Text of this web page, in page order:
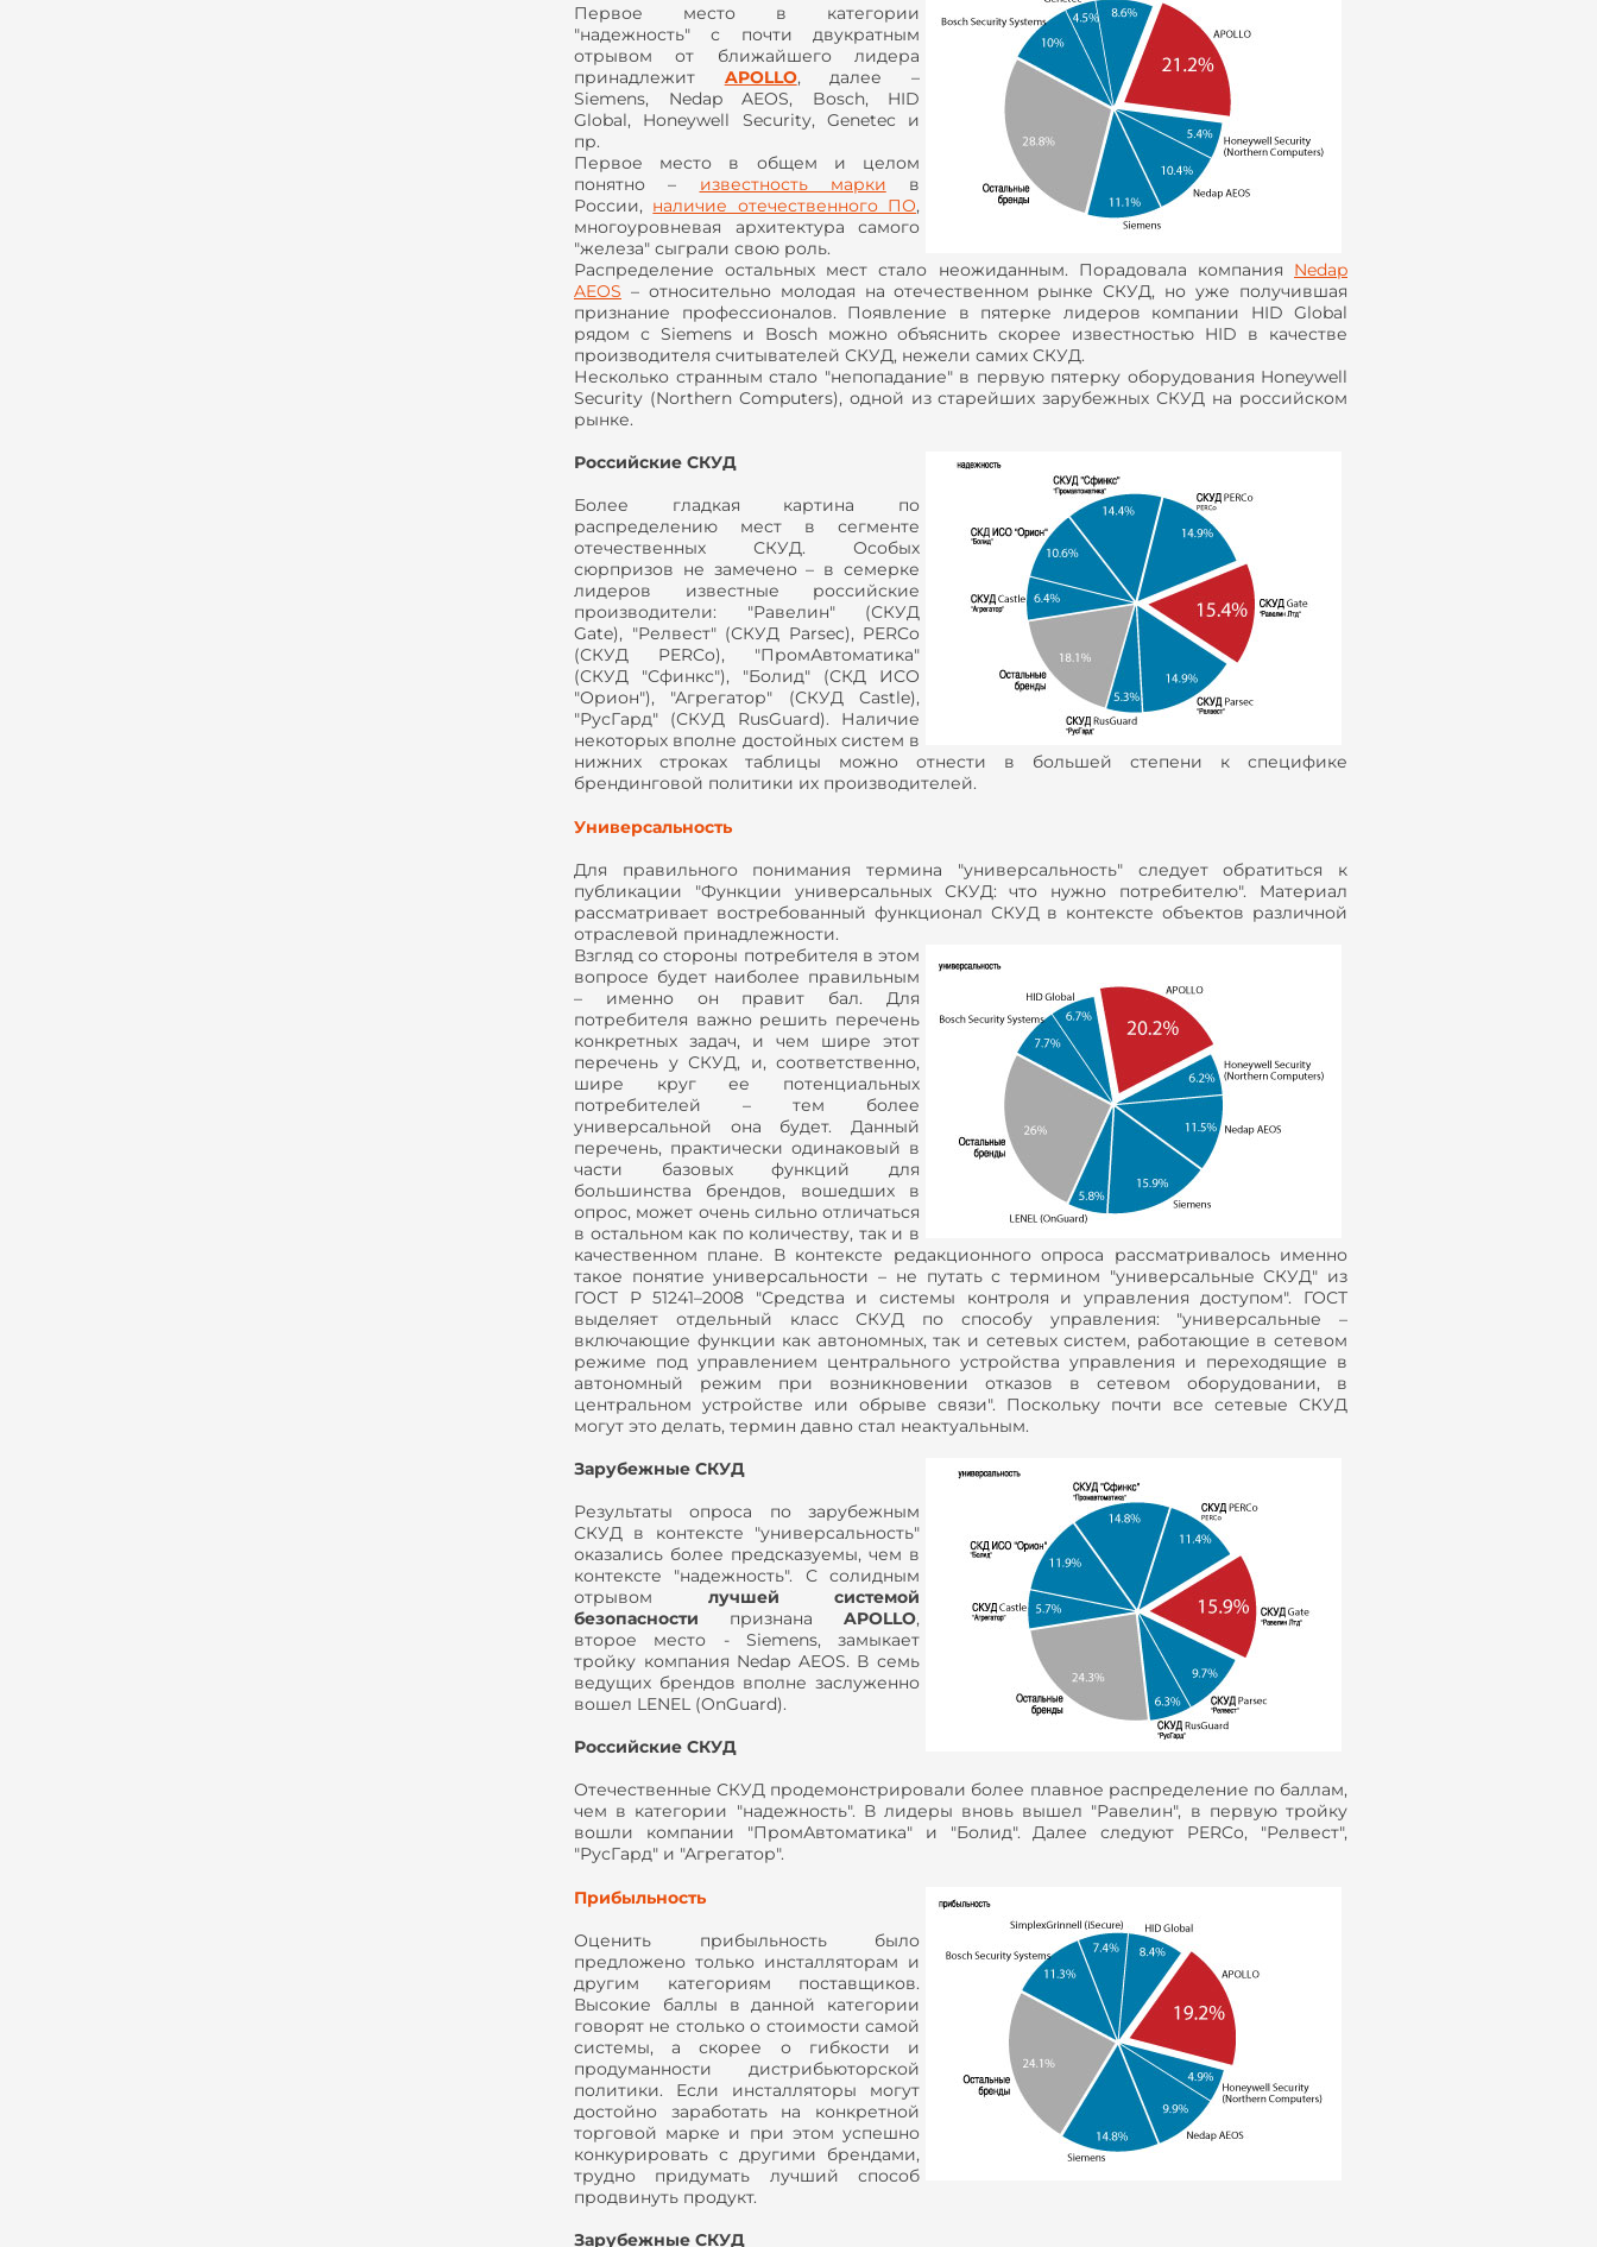
Первое место в категории
"надежность" с почти двукратным
отрывом от ближайшего лидера
принадлежит APOLLO, далее –
Siemens, Nedap AEOS, Bosch, HID
Global, Honeywell Security, Genetec и
пр.
Первое место в общем и целом
понятно – известность марки в
России, наличие отечественного ПО,
многоуровневая архитектура самого
"железа" сыграли свою роль.
Распределение остальных мест стало неожиданным. Порадовала компания Nedap
AEOS – относительно молодая на отечественном рынке СКУД, но уже получившая
признание профессионалов. Появление в пятерке лидеров компании HID Global
рядом с Siemens и Bosch можно объяснить скорее известностью HID в качестве
производителя считывателей СКУД, нежели самих СКУД.
Несколько странным стало "непопадание" в первую пятерку оборудования Honeywell
Security (Northern Computers), одной из старейших зарубежных СКУД на российском
рынке.
Российские СКУД
Более гладкая картина по
распределению мест в сегменте
отечественных СКУД. Особых
сюрпризов не замечено – в семерке
лидеров известные российские
производители: "Равелин" (СКУД
Gate), "Релвест" (СКУД Parsec), PERCo
(СКУД PERCo), "ПромАвтоматика"
(СКУД "Сфинкс"), "Болид" (СКД ИСО
"Орион"), "Агрегатор" (СКУД Castle),
"РусГард" (СКУД RusGuard). Наличие
некоторых вполне достойных систем в
нижних строках таблицы можно отнести в большей степени к специфике
брендинговой политики их производителей.
Универсальность
Для правильного понимания термина "универсальность" следует обратиться к
публикации "Функции универсальных СКУД: что нужно потребителю". Материал
рассматривает востребованный функционал СКУД в контексте объектов различной
отраслевой принадлежности.
Взгляд со стороны потребителя в этом
вопросе будет наиболее правильным
– именно он правит бал. Для
потребителя важно решить перечень
конкретных задач, и чем шире этот
перечень у СКУД, и, соответственно,
шире круг ее потенциальных
потребителей – тем более
универсальной она будет. Данный
перечень, практически одинаковый в
части базовых функций для
большинства брендов, вошедших в
опрос, может очень сильно отличаться
в остальном как по количеству, так и в
качественном плане. В контексте редакционного опроса рассматривалось именно
такое понятие универсальности – не путать с термином "универсальные СКУД" из
ГОСТ Р 51241–2008 "Средства и системы контроля и управления доступом". ГОСТ
выделяет отдельный класс СКУД по способу управления: "универсальные –
включающие функции как автономных, так и сетевых систем, работающие в сетевом
режиме под управлением центрального устройства управления и переходящие в
автономный режим при возникновении отказов в сетевом оборудовании, в
центральном устройстве или обрыве связи". Поскольку почти все сетевые СКУД
могут это делать, термин давно стал неактуальным.
Зарубежные СКУД
Результаты опроса по зарубежным
СКУД в контексте "универсальность"
оказались более предсказуемы, чем в
контексте "надежность". С солидным
отрывом лучшей системой
безопасности признана APOLLO,
второе место - Siemens, замыкает
тройку компания Nedap AEOS. В семь
ведущих брендов вполне заслуженно
вошел LENEL (OnGuard).
Российские СКУД
Отечественные СКУД продемонстрировали более плавное распределение по баллам,
чем в категории "надежность". В лидеры вновь вышел "Равелин", в первую тройку
вошли компании "ПромАвтоматика" и "Болид". Далее следуют PERCo, "Релвест",
"РусГард" и "Агрегатор".
Прибыльность
Оценить прибыльность было
предложено только инсталляторам и
другим категориям поставщиков.
Высокие баллы в данной категории
говорят не столько о стоимости самой
системы, а скорее о гибкости и
продуманности дистрибьюторской
политики. Если инсталляторы могут
достойно заработать на конкретной
торговой марке и при этом успешно
конкурировать с другими брендами,
трудно придумать лучший способ
продвинуть продукт.
Зарубежные СКУД